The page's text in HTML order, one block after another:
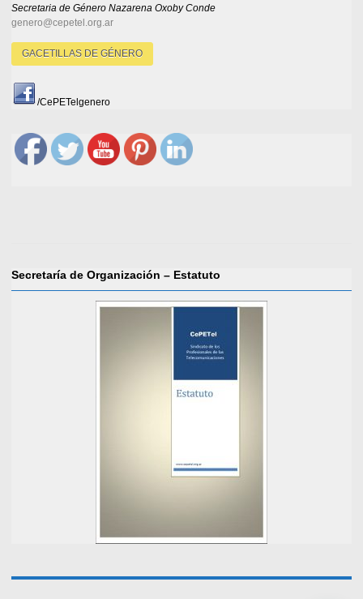
Secretaria de Género Nazarena Oxoby Conde
genero@cepetel.org.ar
GACETILLAS DE GÉNERO
/CePETelgenero
Secretaría de Organización – Estatuto